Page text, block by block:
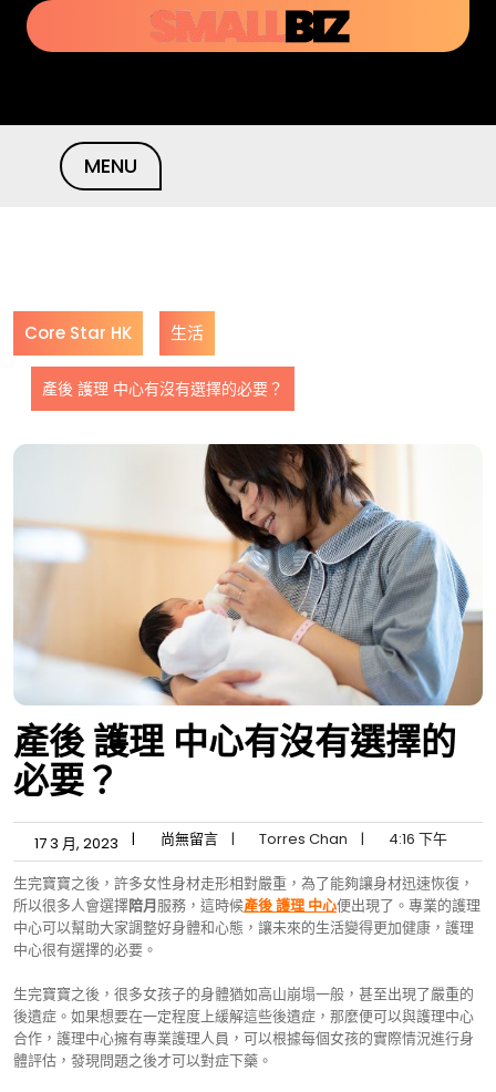
content
MENU
Core Star HK 生活
產後 護理 中心有沒有選擇的必要？
產後 護理 中心有沒有選擇的
必要？
17 3 月, 2023 | 尚無留言 | Torres Chan | 4:16 下午
生完寶寶之後，許多女性身材走形相對嚴重，為了能夠讓身材迅速恢復，
所以很多人會選擇陪月服務，這時候產後 護理 中心便出現了。專業的護理
中心可以幫助大家調整好身體和心態，讓未來的生活變得更加健康，護理
中心很有選擇的必要。
生完寶寶之後，很多女孩子的身體猶如高山崩塌一般，甚至出現了嚴重的
後遺症。如果想要在一定程度上緩解這些後遺症，那麼便可以與護理中心
合作，護理中心擁有專業護理人員，可以根據每個女孩的實際情況進行身
體評估，發現問題之後才可以對症下藥。